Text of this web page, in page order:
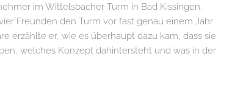
im Wittelsbacher Turm in Bad Kissingen.
Freunden den Turm vor fast genau einem Jahr
erzählte er, wie es überhaupt dazu kam, dass sie
welches Konzept dahintersteht und was in der